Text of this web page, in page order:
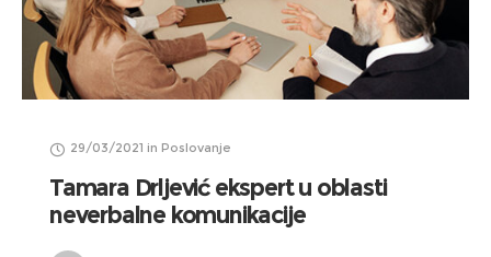
29/03/2021 in Poslovanje
Tamara Drljević ekspert u oblasti
neverbalne komunikacije